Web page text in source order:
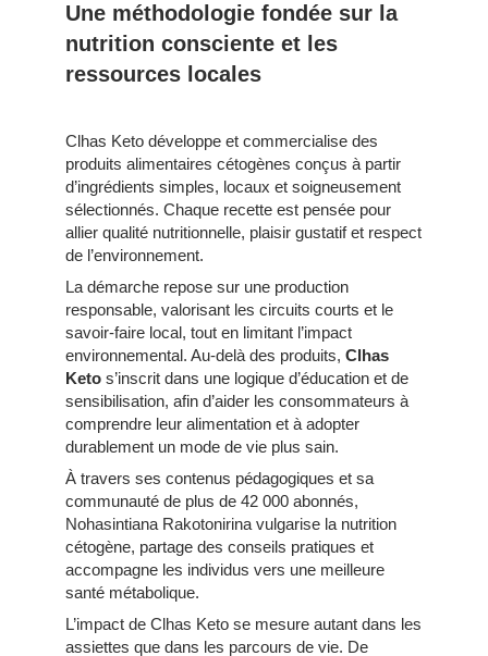
Une méthodologie fondée sur la
nutrition consciente et les
ressources locales
Clhas Keto développe et commercialise des
produits alimentaires cétogènes conçus à partir
d’ingrédients simples, locaux et soigneusement
sélectionnés. Chaque recette est pensée pour
allier qualité nutritionnelle, plaisir gustatif et respect
de l’environnement.
La démarche repose sur une production
responsable, valorisant les circuits courts et le
savoir-faire local, tout en limitant l’impact
environnemental. Au-delà des produits, Clhas
Keto s’inscrit dans une logique d’éducation et de
sensibilisation, afin d’aider les consommateurs à
comprendre leur alimentation et à adopter
durablement un mode de vie plus sain.
À travers ses contenus pédagogiques et sa
communauté de plus de 42 000 abonnés,
Nohasintiana Rakotonirina vulgarise la nutrition
cétogène, partage des conseils pratiques et
accompagne les individus vers une meilleure
santé métabolique.
L’impact de Clhas Keto se mesure autant dans les
assiettes que dans les parcours de vie. De